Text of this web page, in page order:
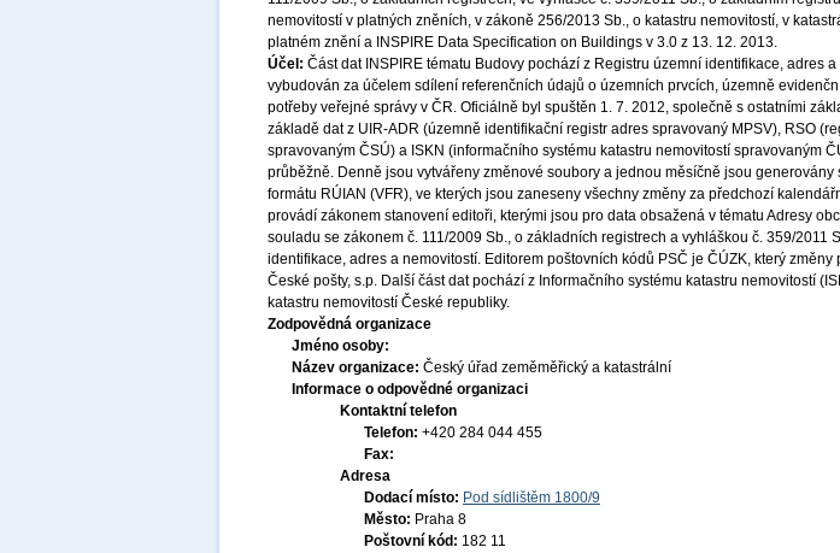
nemovitostí v platných zněních, v zákoně 256/2013 Sb., o katastru nemovitostí, v
platném znění a INSPIRE Data Specification on Buildings v 3.0 z 13. 12. 2013.
Účel: Část dat INSPIRE tématu Budovy pochází z Registru územní identifikace, adres a
vybudován za účelem sdílení referenčních údajů o územních prvcích, územně
potřeby veřejné správy v ČR. Oficiálně byl spuštěn 1. 7. 2012, společně s ostatními
základě dat z UIR-ADR (územně identifikační registr adres spravovaný MPSV), RSO
spravovaným ČSÚ) a ISKN (informačního systému katastru nemovitostí spravovaným
průběžně. Denně jsou vytvářeny změnové soubory a jednou měsíčně jsou
formátu RÚIAN (VFR), ve kterých jsou zaneseny všechny změny za předchozí
provádí zákonem stanovení editoři, kterými jsou pro data obsažená v tématu Adresy
souladu se zákonem č. 111/2009 Sb., o základních registrech a vyhláškou č. 359/2011
identifikace, adres a nemovitostí. Editorem poštovních kódů PSČ je ČÚZK, který
České pošty, s.p. Další část dat pochází z Informačního systému katastru nemovitostí
katastru nemovitostí České republiky.
Zodpovědná organizace
Jméno osoby:
Název organizace: Český úřad zeměměřický a katastrální
Informace o odpovědné organizaci
Kontaktní telefon
Telefon: +420 284 044 455
Fax:
Adresa
Dodací místo: Pod sídlištěm 1800/9
Město: Praha 8
Poštovní kód: 182 11